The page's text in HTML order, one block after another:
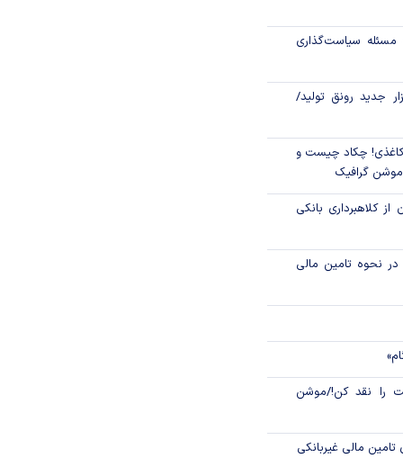
شدند؟
جدید مالیاتی برای
انتقال ارز
سیاست‌گذاری
جدید رونق تولید/
چکاد چیست و
گرافیک
کلاهبرداری بانکی
در نحوه تامین مالی
را نقد کن!/موشن
تامین مالی غیربانکی